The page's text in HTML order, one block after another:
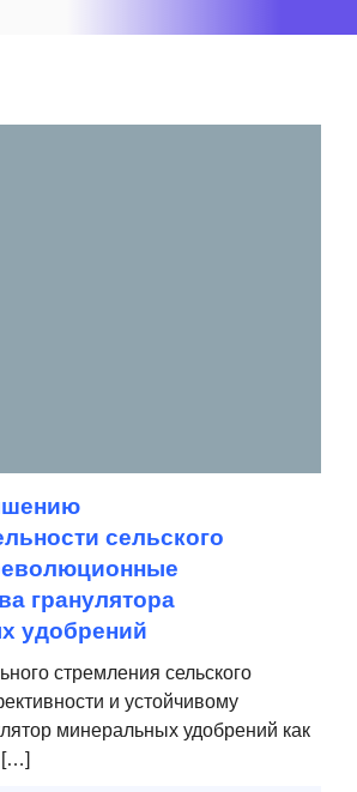
сельского
гранулятора
удобрений
стремления сельского
и устойчивому
минеральных удобрений как
[…]